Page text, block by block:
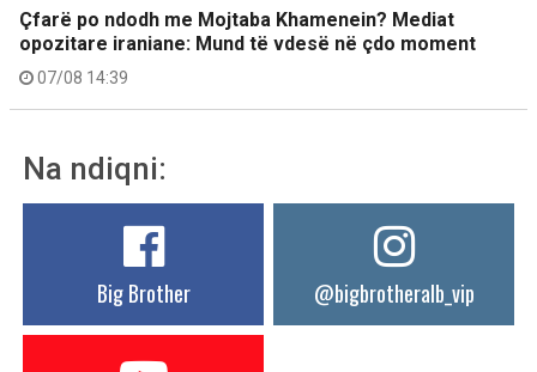
Çfarë po ndodh me Mojtaba Khamenein? Mediat
opozitare iraniane: Mund të vdesë në çdo moment
07/08 14:39
Na ndiqni:
Big Brother @bigbrotheralb_vip